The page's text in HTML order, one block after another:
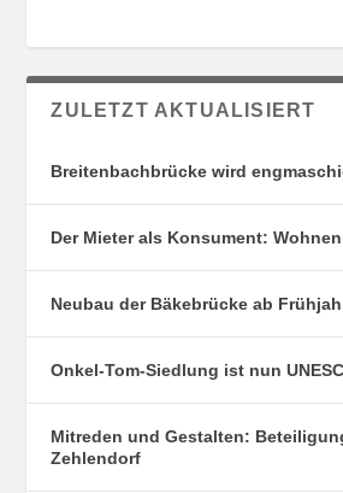
ZULETZT AKTUALISIERT
Breitenbachbrücke wird
Der Mieter als Konsument:
Neubau der Bäkebrücke ab
Onkel-Tom-Siedlung ist nun
Mitreden und Gestalten:
Zehlendorf